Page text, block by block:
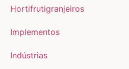
Hortifrutigranjeiros
Implementos
Indústrias